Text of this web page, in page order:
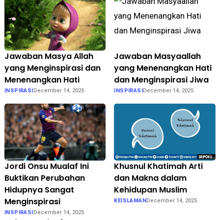
Jawaban Masya Allah
yang Menginspirasi dan
Menenangkan Hati
INSPIRASI December 14, 2025
Jawaban Masyaallah
yang Menenangkan Hati
dan Menginspirasi Jiwa
INSPIRASI December 14, 2025
Jordi Onsu Mualaf Ini
Buktikan Perubahan
Hidupnya Sangat
Menginspirasi
INSPIRASI December 14, 2025
Khusnul Khatimah Arti
dan Makna dalam
Kehidupan Muslim
KEISLAMAN December 14, 2025